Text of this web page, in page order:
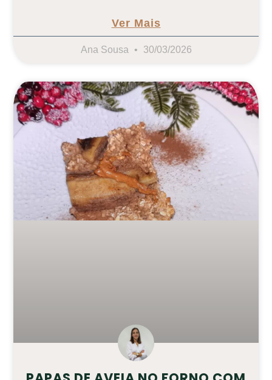
Ver Mais
Ana Sousa 30/03/2026